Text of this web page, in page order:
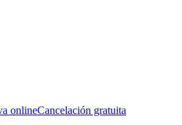
onlineCancelación gratuita